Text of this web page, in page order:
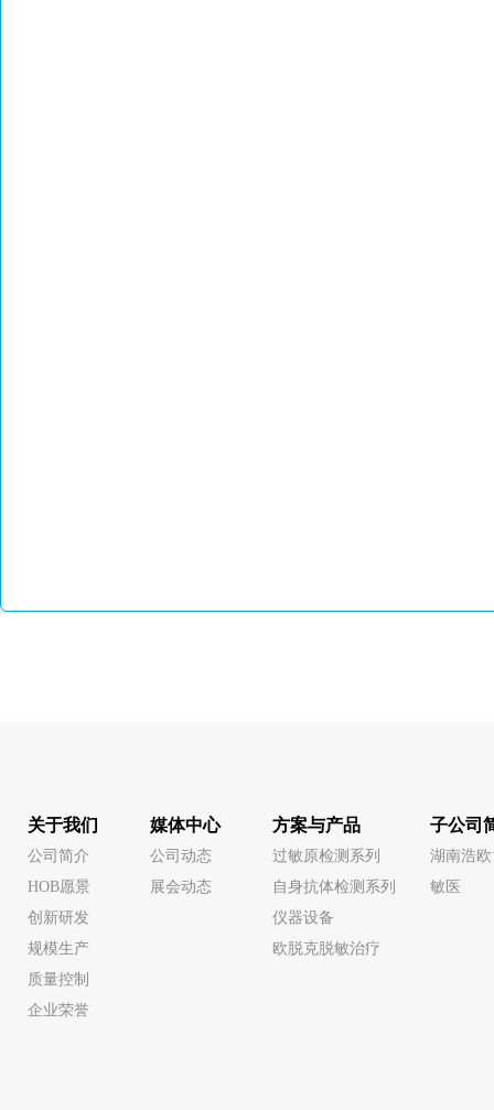
关于我们
公司简介
HOB愿景
创新研发
规模生产
质量控制
企业荣誉
媒体中心
公司动态
展会动态
方案与产品
过敏原检测系列
自身抗体检测系列
仪器设备
欧脱克脱敏治疗
子公司
湖南浩
敏医